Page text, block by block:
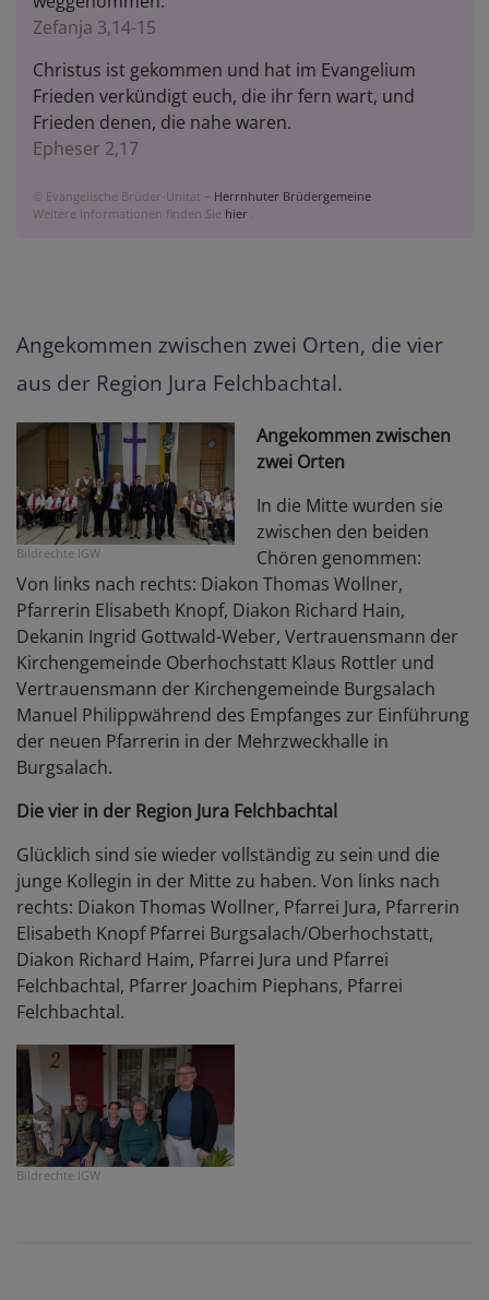
Zefanja 3,14-15
Christus ist gekommen und hat im Evangelium
Frieden verkündigt euch, die ihr fern wart, und
Frieden denen, die nahe waren.
Epheser 2,17
© Evangelische Brüder-Unität – Herrnhuter Brüdergemeine
Weitere Informationen finden Sie hier
Angekommen zwischen zwei Orten, die vier
aus der Region Jura Felchbachtal.
Bildrechte IGW
Angekommen zwischen
zwei Orten
In die Mitte wurden sie
zwischen den beiden
Chören genommen:
Von links nach rechts: Diakon Thomas Wollner,
Pfarrerin Elisabeth Knopf, Diakon Richard Hain,
Dekanin Ingrid Gottwald-Weber, Vertrauensmann der
Kirchengemeinde Oberhochstatt Klaus Rottler und
Vertrauensmann der Kirchengemeinde Burgsalach
Manuel Philippwährend des Empfanges zur Einführung
der neuen Pfarrerin in der Mehrzweckhalle in
Burgsalach.
Die vier in der Region Jura Felchbachtal
Glücklich sind sie wieder vollständig zu sein und die
junge Kollegin in der Mitte zu haben. Von links nach
rechts: Diakon Thomas Wollner, Pfarrei Jura, Pfarrerin
Elisabeth Knopf Pfarrei Burgsalach/Oberhochstatt,
Diakon Richard Haim, Pfarrei Jura und Pfarrei
Felchbachtal, Pfarrer Joachim Piephans, Pfarrei
Felchbachtal.
Bildrechte IGW